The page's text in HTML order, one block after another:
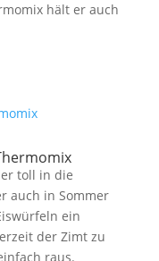
hält er auch
toll in die
auch in Sommer
ein
der Zimt zu
raus.